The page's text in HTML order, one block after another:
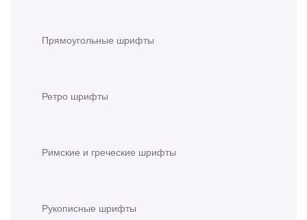
Прямоугольные шрифты
Ретро шрифты
Римские и греческие шрифты
Рукописные шрифты